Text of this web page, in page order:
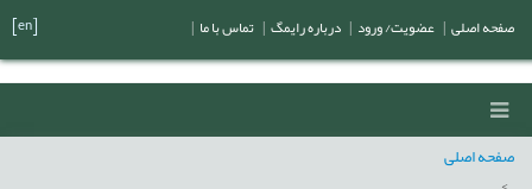
صفحه اصلی
صفحه اصلی عضویت/ ورود درباره رایمگ تماس با ما